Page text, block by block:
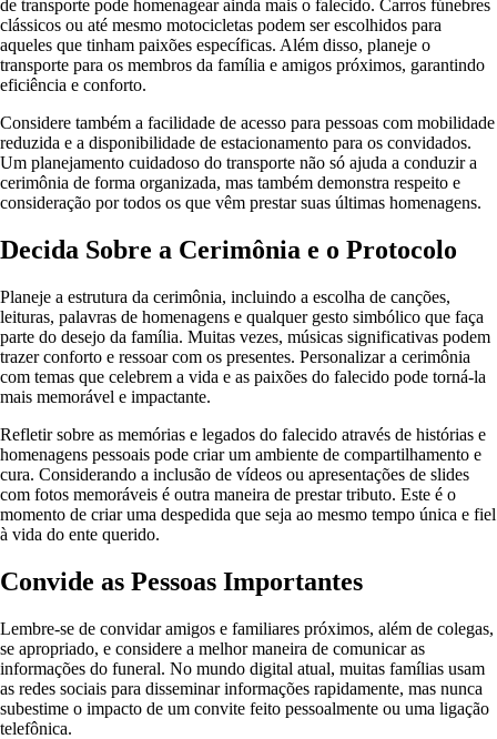
de transporte pode homenagear ainda mais o falecido. Carros fúnebres
clássicos ou até mesmo motocicletas podem ser escolhidos para
aqueles que tinham paixões específicas. Além disso, planeje o
transporte para os membros da família e amigos próximos, garantindo
eficiência e conforto.
Considere também a facilidade de acesso para pessoas com mobilidade
reduzida e a disponibilidade de estacionamento para os convidados.
Um planejamento cuidadoso do transporte não só ajuda a conduzir a
cerimônia de forma organizada, mas também demonstra respeito e
consideração por todos os que vêm prestar suas últimas homenagens.
Decida Sobre a Cerimônia e o Protocolo
Planeje a estrutura da cerimônia, incluindo a escolha de canções,
leituras, palavras de homenagens e qualquer gesto simbólico que faça
parte do desejo da família. Muitas vezes, músicas significativas podem
trazer conforto e ressoar com os presentes. Personalizar a cerimônia
com temas que celebrem a vida e as paixões do falecido pode torná-la
mais memorável e impactante.
Refletir sobre as memórias e legados do falecido através de histórias e
homenagens pessoais pode criar um ambiente de compartilhamento e
cura. Considerando a inclusão de vídeos ou apresentações de slides
com fotos memoráveis é outra maneira de prestar tributo. Este é o
momento de criar uma despedida que seja ao mesmo tempo única e fiel
à vida do ente querido.
Convide as Pessoas Importantes
Lembre-se de convidar amigos e familiares próximos, além de colegas,
se apropriado, e considere a melhor maneira de comunicar as
informações do funeral. No mundo digital atual, muitas famílias usam
as redes sociais para disseminar informações rapidamente, mas nunca
subestime o impacto de um convite feito pessoalmente ou uma ligação
telefônica.